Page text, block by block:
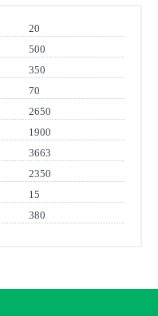
20
500
350
70
2650
1900
3663
2350
15
380